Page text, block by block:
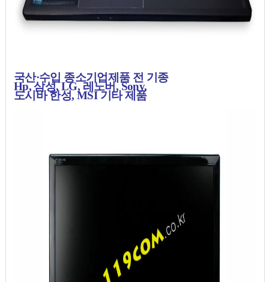
국산·수입 종소기업제품 전 기종
Hp, 삼성, LG, 레노버, Sony,
도시바 한성, MSI 기타 제품